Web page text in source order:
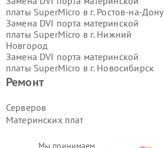
Ремонт
Серверов
Материнских плат
платы SuperMicro в г. Ростов-на-Дону
Замена DVI порта материнской
платы SuperMicro в г. Нижний
Новгород
Замена DVI порта материнской
платы SuperMicro в г. Новосибирск
Замена DVI порта материнской
платы SuperMicro в г.
платы SuperMicro в г.
Замена DVI порта материнской